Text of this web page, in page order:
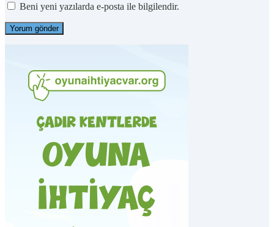
Beni yeni yazılarda e-posta ile bilgilendir.